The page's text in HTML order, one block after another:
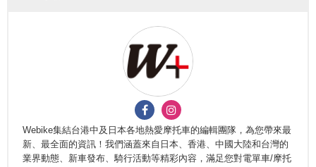
Webike集結台港中及日本各地熱愛摩托車的編輯團隊，為您帶來最
新、最全面的資訊！我們涵蓋來自日本、香港、中國大陸和台灣的
業界動態、新車發布、騎行活動等精彩內容，滿足您對電單車/摩托